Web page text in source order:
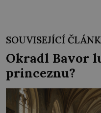
SOUVISEJÍCÍ
Okradl Bavor
princeznu?